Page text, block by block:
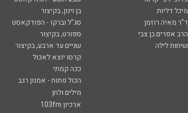
מיכל דליות בן וינון, בקיצור
ד"ר מאיה רוזמן סג"ל וברקו - הפודקאסט
הרב אפרים בן צבי ספורט, בקיצור
שיחות לילה שניים עד ארבע, בקיצור
קרסו יוצא לאכול
ככה קמתי
הכול פתוח - אמנון רגב
מילים ולחן
ארכיון 103fm